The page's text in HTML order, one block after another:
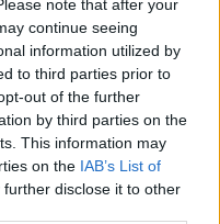
note that after your
continue seeing
information utilized by
to third parties prior to
out of the further
by third parties on the
This information may
on the IAB’s List of
further disclose it to other
20:54iGenerell
till
4 svar
14:37iEl- och hybridbilar
svar